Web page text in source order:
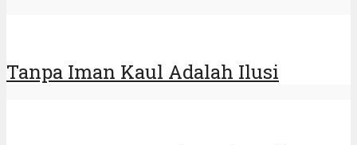
Tanpa Iman Kaul Adalah Ilusi